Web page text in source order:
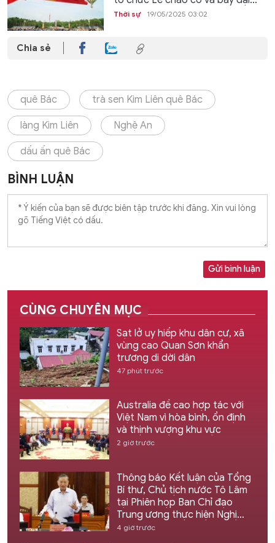
Thời sự 19/05/2025 03:02
Chia sẻ
quê Bác trà sen Kim Liên quê Bác
làng Kim Liên Nghệ An
dấu ấn quê Bác
BÌNH LUẬN
Gửi bình luận
CÙNG CHUYÊN MỤC
Sạt lở uy hiếp khu dân cư, xã
vùng cao Quan Sơn khẩn
trương di dời dân
47 phút trước
Australia đề cao hợp tác với
Việt Nam vì hòa bình, ổn định
và thịnh vượng khu vực
2 giờ trước
Thông báo Kết luận của Tổng
Bí thư, Chủ tịch nước Tô Lâm
tại Phiên họp Ban Chỉ đạo
Trung ương thực hiện Nghị
quyết 57
4 giờ trước